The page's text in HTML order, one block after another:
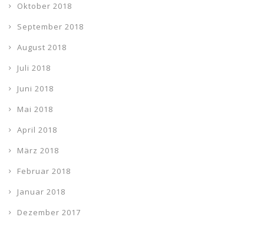
Oktober 2018
September 2018
August 2018
Juli 2018
Juni 2018
Mai 2018
April 2018
März 2018
Februar 2018
Januar 2018
Dezember 2017